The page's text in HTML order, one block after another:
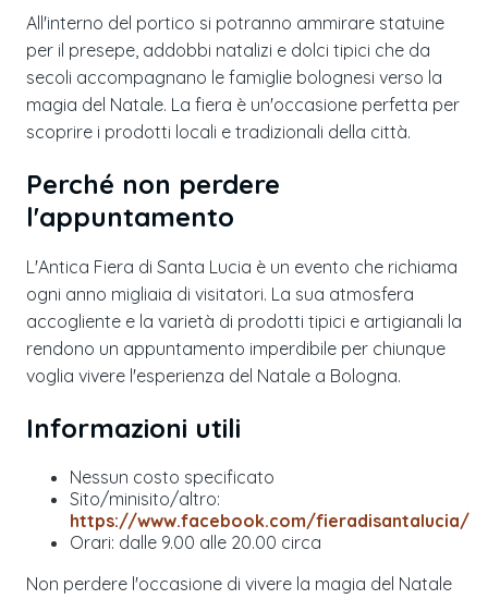
All'interno del portico si potranno ammirare statuine
per il presepe, addobbi natalizi e dolci tipici che da
secoli accompagnano le famiglie bolognesi verso la
magia del Natale. La fiera è un'occasione perfetta per
scoprire i prodotti locali e tradizionali della città.
Perché non perdere
l'appuntamento
L'Antica Fiera di Santa Lucia è un evento che richiama
ogni anno migliaia di visitatori. La sua atmosfera
accogliente e la varietà di prodotti tipici e artigianali la
rendono un appuntamento imperdibile per chiunque
voglia vivere l'esperienza del Natale a Bologna.
Informazioni utili
Nessun costo specificato
Sito/minisito/altro:
https://www.facebook.com/fieradisantalucia/
Orari: dalle 9.00 alle 20.00 circa
Non perdere l'occasione di vivere la magia del Natale